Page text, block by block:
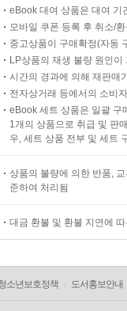
eBook 대여 상품은 대여 기
모바일 쿠폰 등록 후 취소/
중고상품이 구매확정(자동
LP상품의 재생 불량 원인
시간의 경과에 의해 재판매
전자상거래 등에서의 소비
eBook 세트 상품은 일괄 구
1개의 상품으로 취급 및 판
우, 세트 상품 전부 및 세트
상품의 불량에 의한 반품,
준하여 처리됨
대금 환불 및 환불 지연에
소년보호정책 도서홍보안내